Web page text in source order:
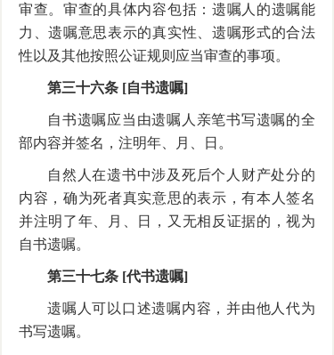
审查。审查的具体内容包括：遗嘱人的遗嘱能
力、遗嘱意思表示的真实性、遗嘱形式的合法
性以及其他按照公证规则应当审查的事项。
第三十六条 [自书遗嘱]
自书遗嘱应当由遗嘱人亲笔书写遗嘱的全
部内容并签名，注明年、月、日。
自然人在遗书中涉及死后个人财产处分的
内容，确为死者真实意思的表示，有本人签名
并注明了年、月、日，又无相反证据的，视为
自书遗嘱。
第三十七条 [代书遗嘱]
遗嘱人可以口述遗嘱内容，并由他人代为
书写遗嘱。